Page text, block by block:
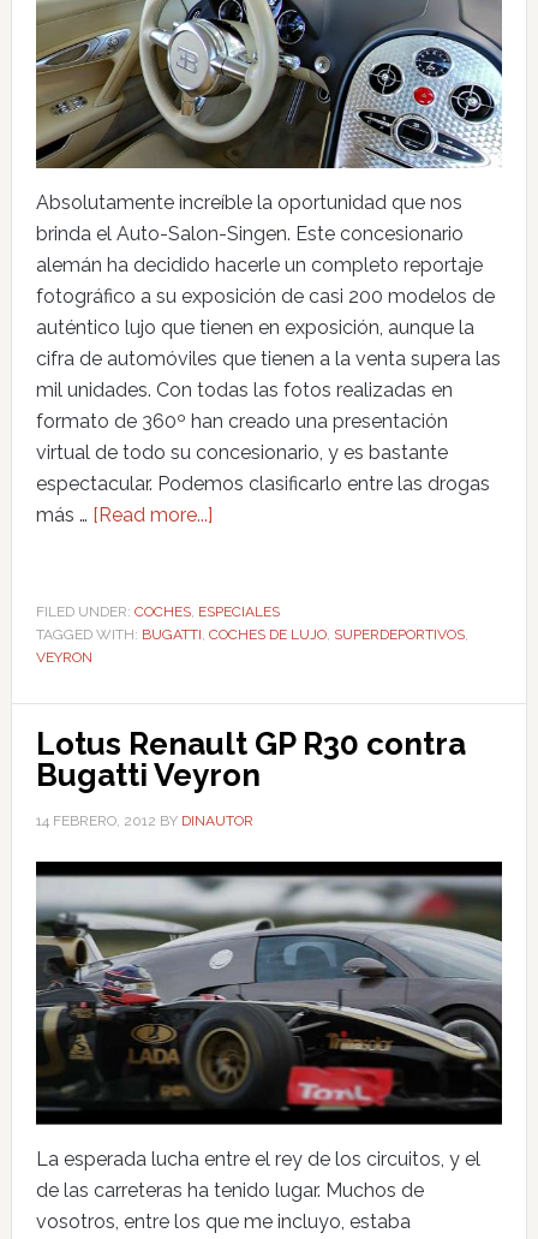
Absolutamente increíble la oportunidad que nos
brinda el Auto-Salon-Singen. Este concesionario
alemán ha decidido hacerle un completo reportaje
fotográfico a su exposición de casi 200 modelos de
auténtico lujo que tienen en exposición, aunque la
cifra de automóviles que tienen a la venta supera las
mil unidades. Con todas las fotos realizadas en
formato de 360º han creado una presentación
virtual de todo su concesionario, y es bastante
espectacular. Podemos clasificarlo entre las drogas
más … [Read more...]
FILED UNDER: COCHES, ESPECIALES
TAGGED WITH: BUGATTI, COCHES DE LUJO, SUPERDEPORTIVOS,
VEYRON
Lotus Renault GP R30 contra
Bugatti Veyron
14 FEBRERO, 2012 BY DINAUTOR
La esperada lucha entre el rey de los circuitos, y el
de las carreteras ha tenido lugar. Muchos de
vosotros, entre los que me incluyo, estaba